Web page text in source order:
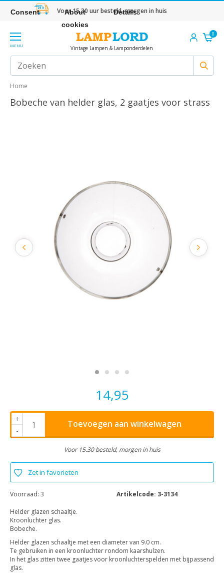
Voor 15.30 uur besteld, morgen in huis
MENU Vintage Lampen & Lamponderdelen
0
Home
Bobeche van helder glas, 2 gaatjes voor strass
14,95
+
-
Toevoegen aan winkelwagen
Voor 15.30 besteld, morgen in huis
Zet in favorieten
Voorraad: 3 Artikelcode: 3-3134
Helder glazen schaaltje.
Kroonluchter glas.
Bobeche.
Helder glazen schaaltje met een diameter van 9.0 cm.
Te gebruiken in een kroonluchter rondom kaarshulzen.
In het glas zitten twee gaatjes voor kroonluchterspelden met bijpassend
glas.
Consent
About
cookies
Details